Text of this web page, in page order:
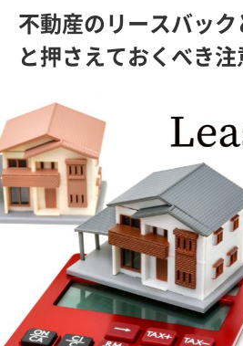
不動産のリースバッ
と押さえておくべき